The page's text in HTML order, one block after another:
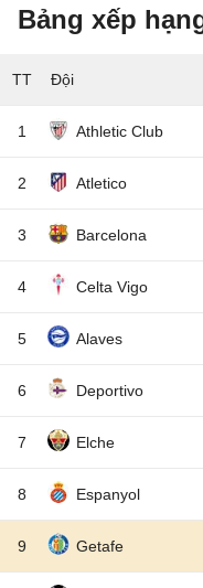
Bảng xếp
TT Đội
1 Athletic Club
2 Atletico
3 Barcelona
4 Celta Vigo
5 Alaves
6 Deportivo
7 Elche
8 Espanyol
9 Getafe